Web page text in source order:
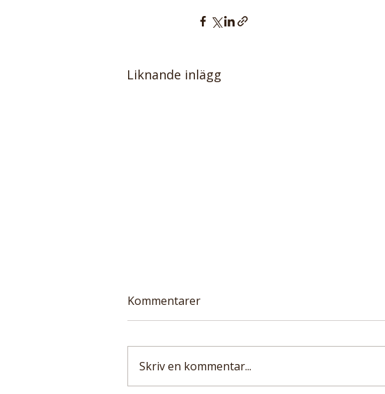
Liknande inlägg
Kommentarer
Skriv en kommentar...